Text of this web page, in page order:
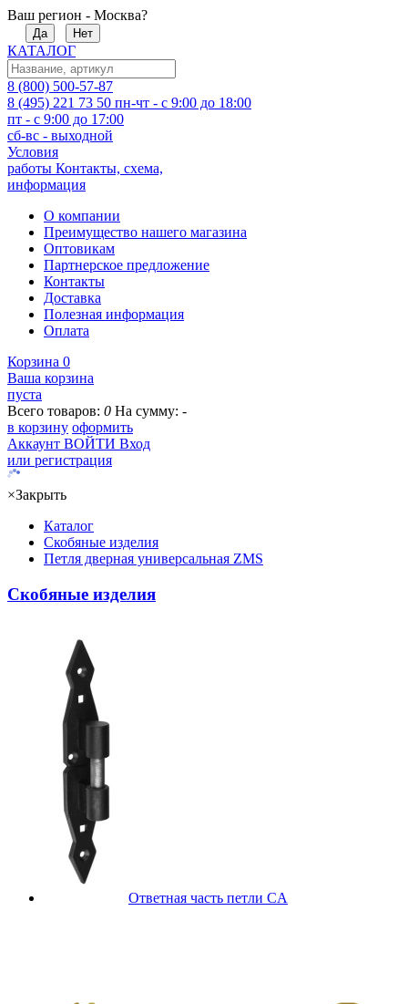
Ваш регион - Москва?
Да Нет
КАТАЛОГ
8 (800) 500-57-87
8 (495) 221 73 50 пн-чт - с 9:00 до 18:00
пт - с 9:00 до 17:00
сб-вс - выходной
Условия
работы Контакты, схема,
информация
О компании
Преимущество нашего магазина
Оптовикам
Партнерское предложение
Контакты
Доставка
Полезная информация
Оплата
Корзина 0
Ваша корзина
пуста
Всего товаров: 0 На сумму: -
в корзину оформить
Аккаунт ВОЙТИ Вход
или регистрация
×Закрыть
Каталог
Скобяные изделия
Петля дверная универсальная ZMS
Скобяные изделия
Ответная часть петли CA